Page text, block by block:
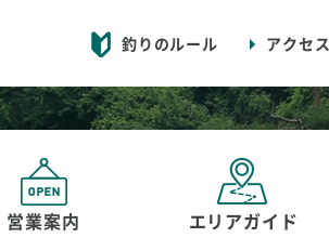
釣りのルール アクセス
営業案内 エリアガイド